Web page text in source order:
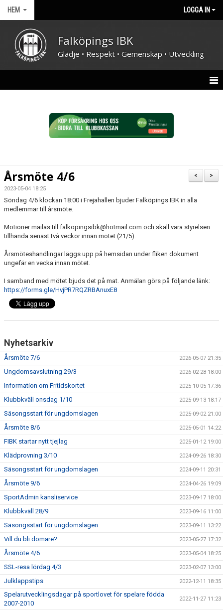
HEM LOGGA IN
Falköpings IBK
Glädje • Respekt • Gemenskap • Utveckling
KALENDER
DOKUMENT
VÅRA LAG
MATCHER
>
<
Årsmöte 4/6
2023-05-04 18:25
Söndag 4/6 klockan 18:00 i Frejahallen bjuder Falköpings IBK in alla
medlemmar till årsmöte.
Motioner mailas till falkopingsibk@hotmail.com och skall vara styrelsen
tillhanda senast två veckor innan mötet (21/5).
Årsmöteshandlingar läggs upp på hemsidan under fliken dokument
ungefär en vecka innan mötet.
I samband med mötet bjuds det på mat. Anmälan görs på följande länk:
https://forms.gle/HvjPR7RQZRBAnuxE8
Nyhetsarkiv
Årsmöte 7/6 2026-05-07 21:35
Ungdomsavslutning 29/3 2026-02-28 18:00
Information om Fritidskortet 2025-10-05 17:36
Klubbkväll onsdag 1/10 2025-09-13 18:17
Säsongsstart för ungdomslagen 2025-09-02 21:00
Årsmöte 8/6 2025-05-01 14:22
FIBK startar nytt tjejlag 2025-01-12 19:00
Klädprovning 3/10 2024-09-26 18:30
Säsongsstart för ungdomslagen 2024-09-11 20:31
Årsmöte 9/6 2024-04-26 19:09
SportAdmin kansliservice 2023-09-17 18:00
Klubbkväll 28/9 2023-09-16 11:00
Säsongsstart för ungdomslagen 2023-09-11 13:22
Vill du bli domare? 2023-05-27 17:32
Årsmöte 4/6 2023-05-04 18:25
SSL-resa lördag 4/3 2023-02-07 13:00
Julklappstips 2022-12-11 18:35
Spelarutvecklingsdagar på sportlovet för spelare födda
2007-2010
2022-11-27 11:23